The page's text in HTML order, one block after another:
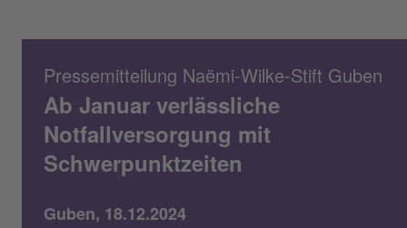
Pressemitteilung Naëmi-Wilke-Stift Guben
Ab Januar verlässliche
Notfallversorgung mit
Schwerpunktzeiten
Guben, 18.12.2024